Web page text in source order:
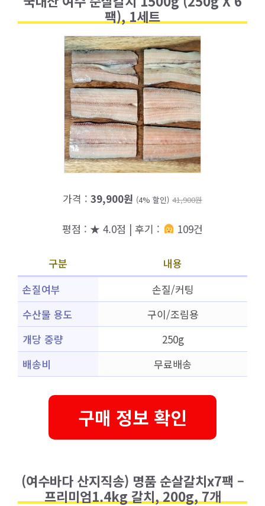
팩), 1세트
가격 : 39,900원 (4% 할인) 41,900원
평점 : ★ 4.0점 | 후기 : 109건
구분
내용
손질여부
손질/커팅
수산물 용도
구이/조림용
개당 중량
250g
배송비
무료배송
구매 정보 확인
(여수바다 산지직송) 명품 순살갈치x7팩 –
프리미엄1.4kg 갈치, 200g, 7개